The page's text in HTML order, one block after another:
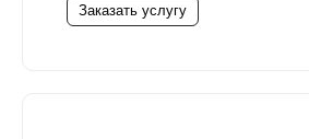
Заказать услугу